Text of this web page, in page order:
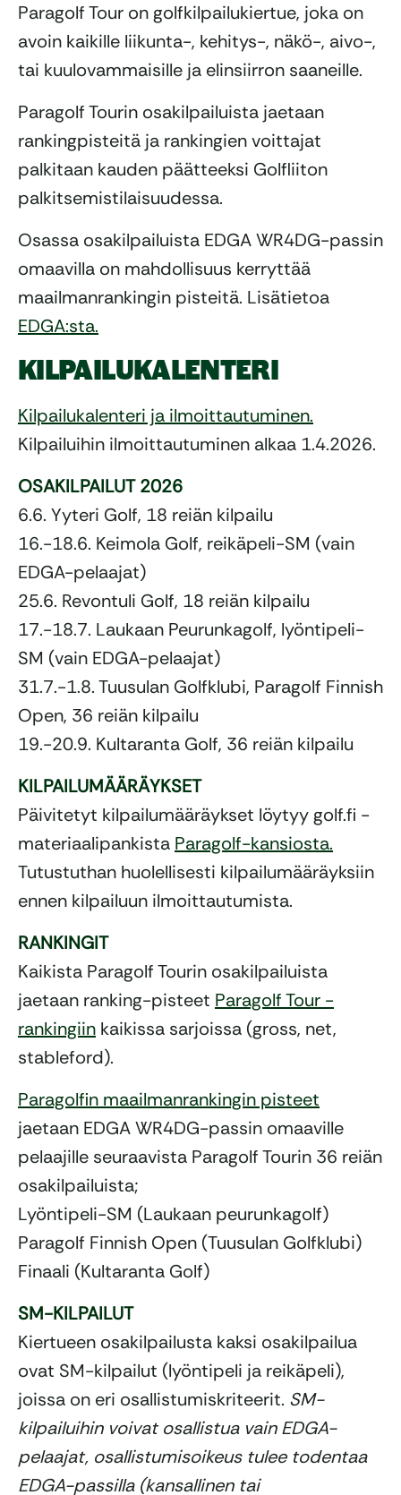
Paragolf Tour on golfkilpailukiertue, joka on
avoin kaikille liikunta-, kehitys-, näkö-, aivo-,
tai kuulovammaisille ja elinsiirron saaneille.
Paragolf Tourin osakilpailuista jaetaan
rankingpisteitä ja rankingien voittajat
palkitaan kauden päätteeksi Golfliiton
palkitsemistilaisuudessa.
Osassa osakilpailuista EDGA WR4DG-passin
omaavilla on mahdollisuus kerryttää
maailmanrankingin pisteitä. Lisätietoa
EDGA:sta.
KILPAILUKALENTERI
Kilpailukalenteri ja ilmoittautuminen.
Kilpailuihin ilmoittautuminen alkaa 1.4.2026.
OSAKILPAILUT 2026
6.6. Yyteri Golf, 18 reiän kilpailu
16.-18.6. Keimola Golf, reikäpeli-SM (vain
EDGA-pelaajat)
25.6. Revontuli Golf, 18 reiän kilpailu
17.-18.7. Laukaan Peurunkagolf, lyöntipeli-
SM (vain EDGA-pelaajat)
31.7.-1.8. Tuusulan Golfklubi, Paragolf Finnish
Open, 36 reiän kilpailu
19.-20.9. Kultaranta Golf, 36 reiän kilpailu
KILPAILUMÄÄRÄYKSET
Päivitetyt kilpailumääräykset löytyy golf.fi -
materiaalipankista Paragolf-kansiosta.
Tutustuthan huolellisesti kilpailumääräyksiin
ennen kilpailuun ilmoittautumista.
RANKINGIT
Kaikista Paragolf Tourin osakilpailuista
jaetaan ranking-pisteet Paragolf Tour -
rankingiin kaikissa sarjoissa (gross, net,
stableford).
Paragolfin maailmanrankingin pisteet
jaetaan EDGA WR4DG-passin omaaville
pelaajille seuraavista Paragolf Tourin 36 reiän
osakilpailuista;
Lyöntipeli-SM (Laukaan peurunkagolf)
Paragolf Finnish Open (Tuusulan Golfklubi)
Finaali (Kultaranta Golf)
SM-KILPAILUT
Kiertueen osakilpailusta kaksi osakilpailua
ovat SM-kilpailut (lyöntipeli ja reikäpeli),
joissa on eri osallistumiskriteerit. SM-
kilpailuihin voivat osallistua vain EDGA-
pelaajat, osallistumisoikeus tulee todentaa
EDGA-passilla (kansallinen tai